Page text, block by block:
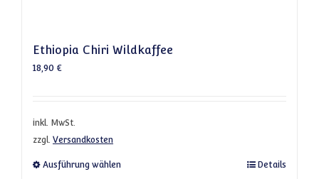
Ethiopia Chiri Wildkaffee
18,90 €
inkl. MwSt.
zzgl. Versandkosten
Ausführung wählen Dieses Produkt weist mehrere Varianten
Details